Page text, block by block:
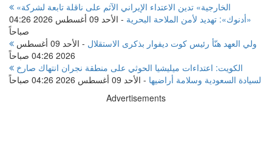
«الخارجية» تدين الاعتداء الإيراني الآثم على ناقلة تابعة لشركة
«أدنوك»: تهديد لأمن الملاحة البحرية -
الأحد 09 أغسطس 2026 04:26
صباحاً
ولي العهد هنّأ رئيس كوت ديفوار بذكرى الاستقلال -
الأحد 09 أغسطس
2026 04:26 صباحاً
لسيادة السعودية وسلامة أراضيها - الأحد 09 أغسطس 2026 04:26 صباحاً
Advertisements